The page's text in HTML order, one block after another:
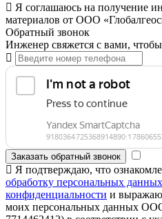
Я соглашаюсь на получение
материалов от ООО
Обратный звонок
Инженер свяжется с вами, чтобы
Заказать обратный звонок
Я подтверждаю, что
обработку персональных данных
конфиденциальности и выражаю
моих персональных данных